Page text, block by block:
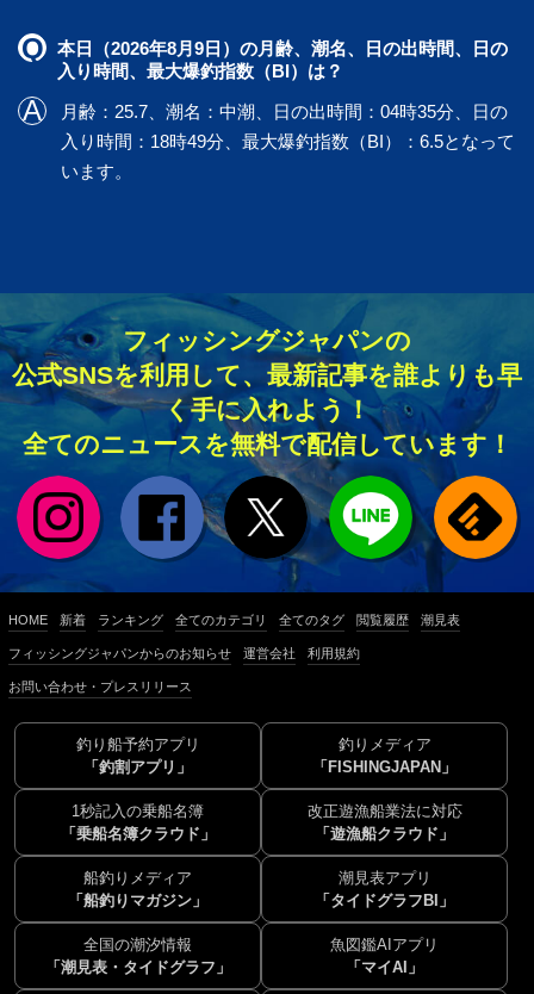
本日（2026年8月9日）の月齢、潮名、日の出時間、日の
入り時間、最大爆釣指数（BI）は？
月齢：25.7、潮名：中潮、日の出時間：04時35分、日の
入り時間：18時49分、最大爆釣指数（BI）：6.5となって
います。
フィッシングジャパンの
公式SNSを利用して、最新記事を誰よりも早
く手に入れよう！
全てのニュースを無料で配信しています！
HOME 新着 ランキング 全てのカテゴリ 全てのタグ 閲覧履歴 潮見表
フィッシングジャパンからのお知らせ 運営会社 利用規約
お問い合わせ・プレスリリース
釣り船予約アプリ
「釣割アプリ」
釣りメディア
「FISHINGJAPAN」
1秒記入の乗船名簿
「乗船名簿クラウド」
改正遊漁船業法に対応
「遊漁船クラウド」
船釣りメディア
「船釣りマガジン」
潮見表アプリ
「タイドグラフBI」
全国の潮汐情報
「潮見表・タイドグラフ」
魚図鑑AIアプリ
「マイAI」